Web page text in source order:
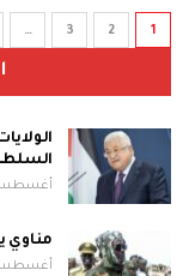
1
2
3
…
أغسطس 30,
مناوي
أغسطس 30,